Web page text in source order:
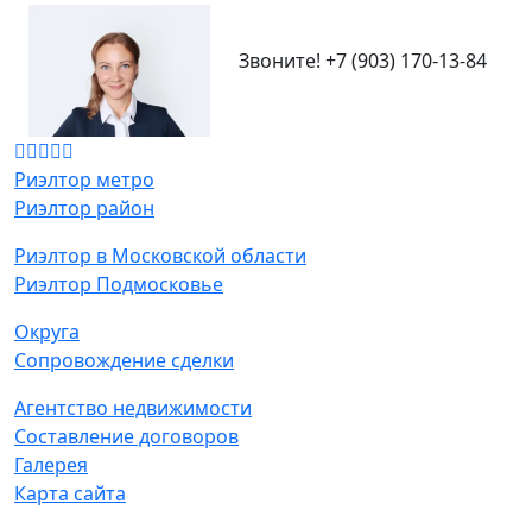
Звоните! +7 (903) 170-13-84
Риэлтор метро
Риэлтор район
Риэлтор в Московской области
Риэлтор Подмосковье
Округа
Сопровождение сделки
Агентство недвижимости
Составление договоров
Галерея
Карта сайта